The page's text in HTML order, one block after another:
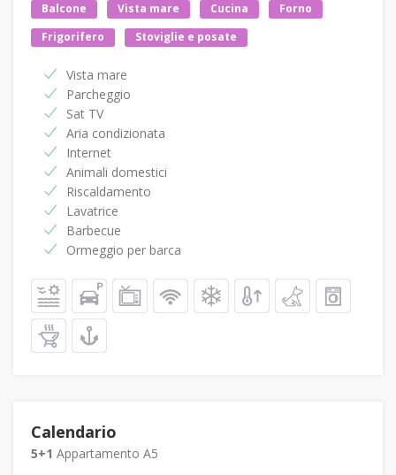
Balcone Vista mare Cucina
Forno
Frigorifero
Stoviglie e posate
Vista mare
Parcheggio
Sat TV
Aria condizionata
Internet
Animali domestici
Riscaldamento
Lavatrice
Barbecue
Ormeggio per barca
Calendario
5+1 Appartamento A5